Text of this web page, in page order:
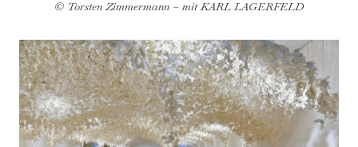
© Torsten Zimmermann – mit KARL LAGERFELD